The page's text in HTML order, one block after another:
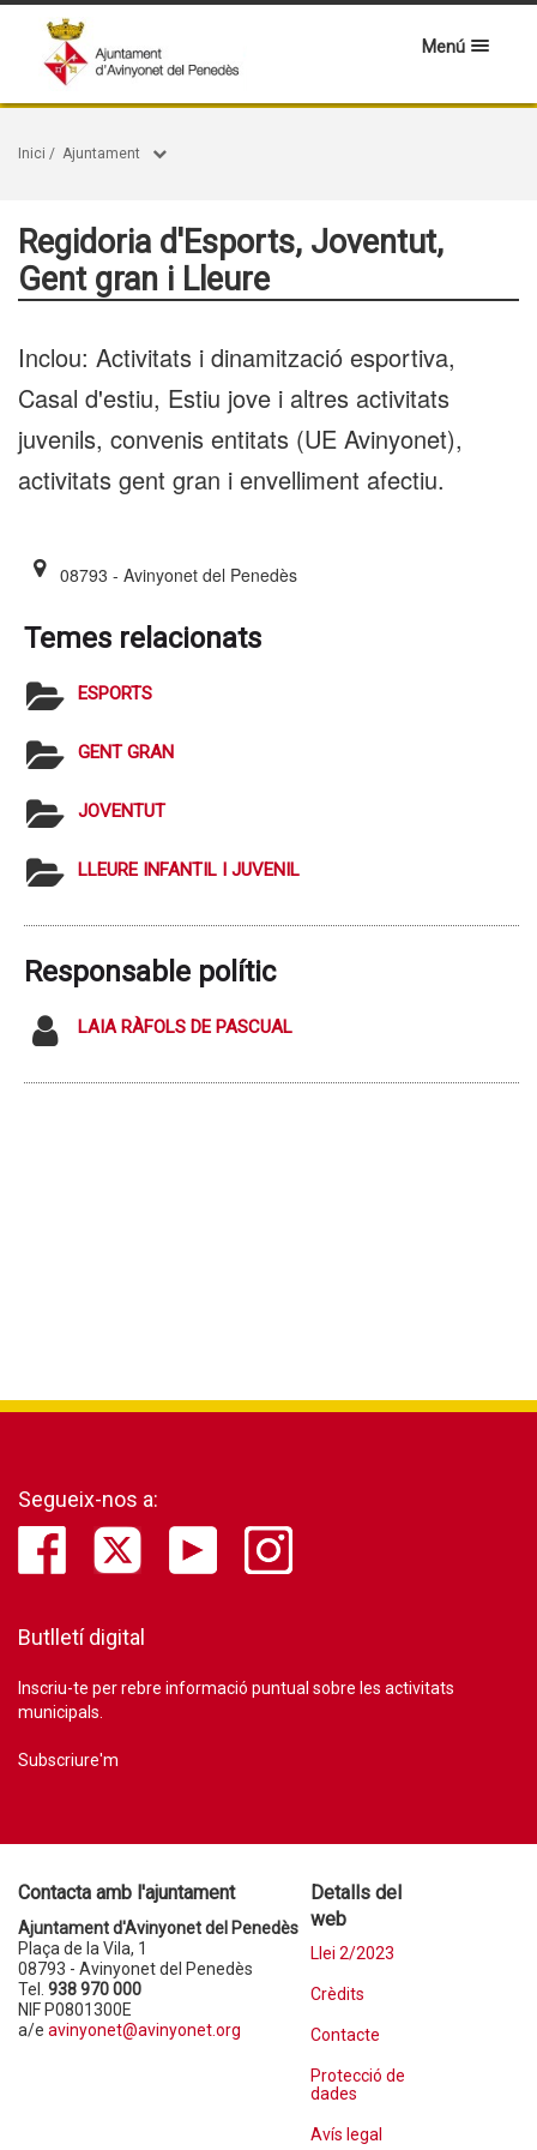
Menú
Inici / Ajuntament
Regidoria d'Esports, Joventut,
Gent gran i Lleure
Inclou: Activitats i dinamització esportiva,
Casal d'estiu, Estiu jove i altres activitats
juvenils, convenis entitats (UE Avinyonet),
activitats gent gran i envelliment afectiu.
08793 - Avinyonet del Penedès
Temes relacionats
ESPORTS
GENT GRAN
JOVENTUT
LLEURE INFANTIL I JUVENIL
Responsable polític
LAIA RÀFOLS DE PASCUAL
Segueix-nos a:
Butlletí digital
Inscriu-te per rebre informació puntual sobre les activitats
municipals.
Subscriure'm
Contacta amb l'ajuntament
Ajuntament d'Avinyonet del Penedès
Plaça de la Vila, 1
08793 - Avinyonet del Penedès
Tel. 938 970 000
NIF P0801300E
a/e avinyonet@avinyonet.org
Detalls del
web
Llei 2/2023
Crèdits
Contacte
Protecció de
dades
Avís legal